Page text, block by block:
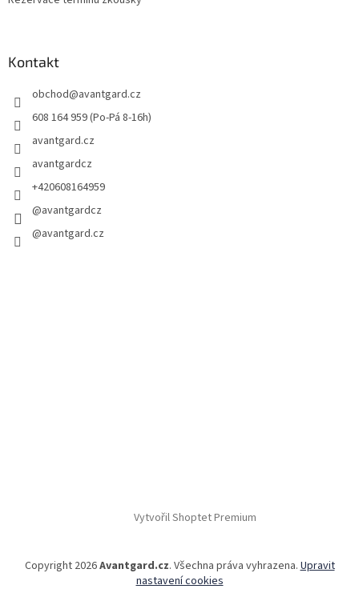
Kontakt
obchod@avantgard.cz
608 164 959 (Po-Pá 8-16h)
avantgard.cz
avantgardcz
+420608164959
@avantgardcz
@avantgard.cz
Vytvořil Shoptet Premium
Copyright 2026Avantgard.cz. Všechna práva vyhrazena. Upravit
nastavení cookies